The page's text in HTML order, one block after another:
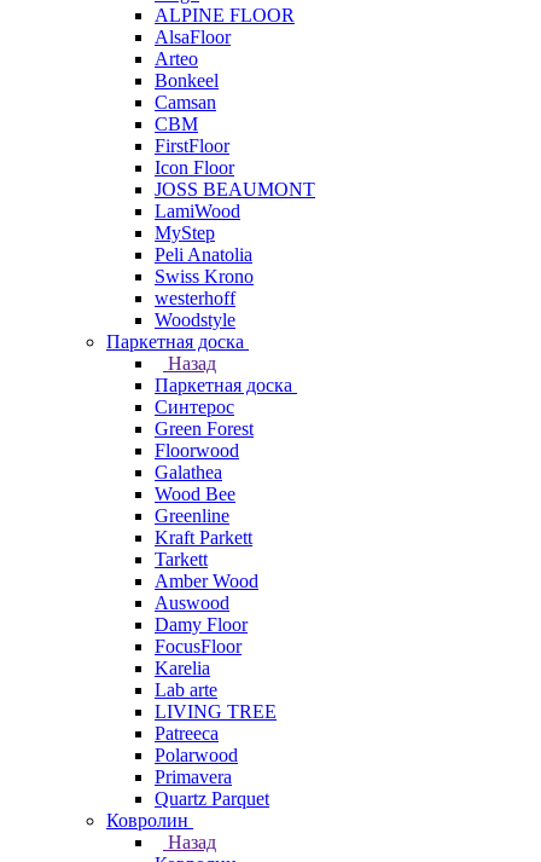
ALPINE FLOOR
AlsaFloor
Arteo
Bonkeel
Camsan
CBM
FirstFloor
Icon Floor
JOSS BEAUMONT
LamiWood
MyStep
Peli Anatolia
Swiss Krono
westerhoff
Woodstyle
Паркетная доска
Назад
Паркетная доска
Синтерос
Green Forest
Floorwood
Galathea
Wood Bee
Greenline
Kraft Parkett
Tarkett
Amber Wood
Auswood
Damy Floor
FocusFloor
Karelia
Lab arte
LIVING TREE
Patreeca
Polarwood
Primavera
Quartz Parquet
Ковролин
Назад